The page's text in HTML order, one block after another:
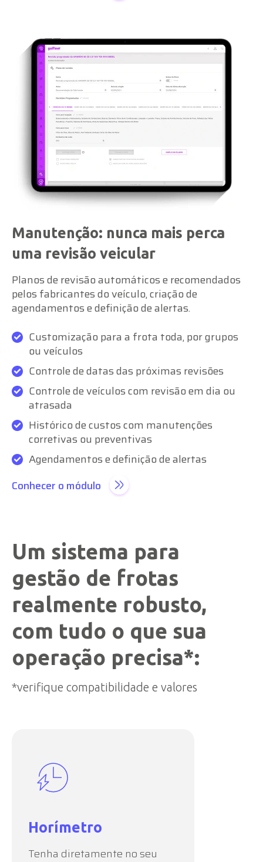
Manutenção: nunca mais perca
uma revisão veicular
Planos de revisão automáticos e recomendados
pelos fabricantes do veículo, criação de
agendamentos e definição de alertas.
Customização para a frota toda, por grupos
ou veículos
Controle de datas das próximas revisões
Controle de veículos com revisão em dia ou
atrasada
Histórico de custos com manutenções
corretivas ou preventivas
Agendamentos e definição de alertas
Conhecer o módulo
Um sistema para
gestão de frotas
realmente robusto,
com tudo o que sua
operação precisa*:
*verifique compatibilidade e valores
Horímetro
Tenha diretamente no seu